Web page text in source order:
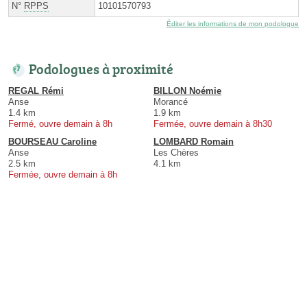
N° RPPS 10101570793
Éditer les informations de mon podologue
Podologues à proximité
REGAL Rémi
Anse
1.4 km
Fermé, ouvre demain à 8h
BILLON Noémie
Morancé
1.9 km
Fermée, ouvre demain à 8h30
BOURSEAU Caroline
Anse
2.5 km
Fermée, ouvre demain à 8h
LOMBARD Romain
Les Chères
4.1 km